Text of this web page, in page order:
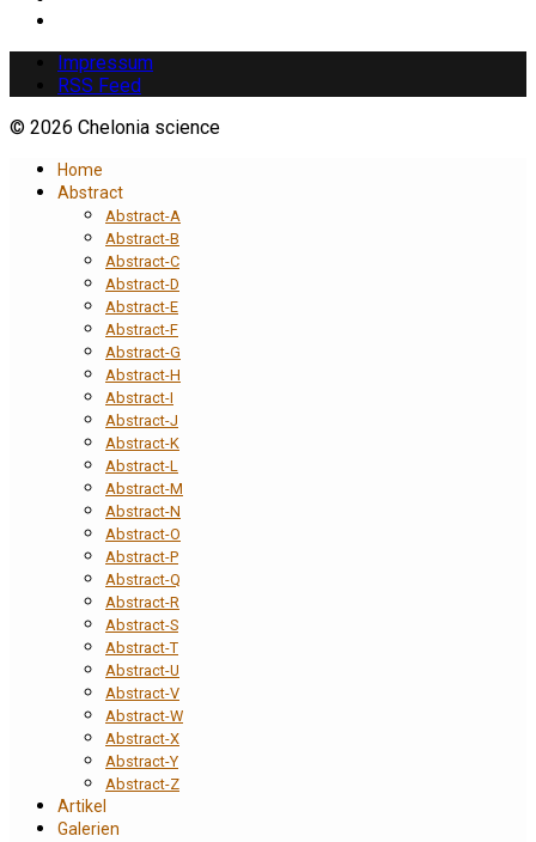
Impressum
RSS Feed
© 2026 Chelonia science
Home
Abstract
Abstract-A
Abstract-B
Abstract-C
Abstract-D
Abstract-E
Abstract-F
Abstract-G
Abstract-H
Abstract-I
Abstract-J
Abstract-K
Abstract-L
Abstract-M
Abstract-N
Abstract-O
Abstract-P
Abstract-Q
Abstract-R
Abstract-S
Abstract-T
Abstract-U
Abstract-V
Abstract-W
Abstract-X
Abstract-Y
Abstract-Z
Artikel
Galerien